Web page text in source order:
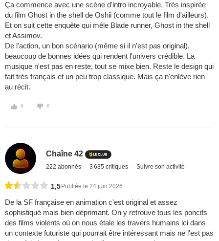
Ça commence avec une scène d'intro incroyable. Très inspirée
du film Ghost in the shell de Oshii (comme tout le film d'ailleurs).
Et on suit cette enquête qui mêle Blade runner, Ghost in the shell
et Assimov.
De l'action, un bon scénario (même si il n'est pas original),
beaucoup de bonnes idées qui rendent l'univers crédible. La
musique n'est pas en reste, tout se mixe bien. Reste le design qui
fait très français et un peu trop classique. Mais ça n'enlève rien
au récit.
0 0
Chaîne 42
222 abonnés 3 635 critiques Suivre son activité
1,5 Publiée le 24 juin 2026
De la SF française en animation c'est original et assez
sophistiqué mais bien déprimant. On y retrouve tous les poncifs
des films violents où on nous étale les travers humains ici dans
un contexte futuriste qui pourrait être intéressant mais ne l'est pas